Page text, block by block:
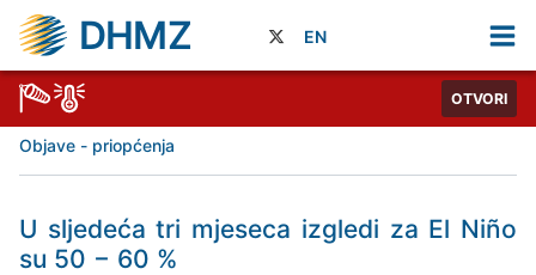
DHMZ EN
OTVORI
Objave - priopćenja
U sljedeća tri mjeseca izgledi za El Niño
su 50 − 60 %